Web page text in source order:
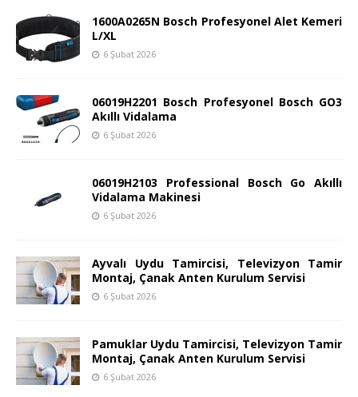
1600A0265N Bosch Profesyonel Alet Kemeri
L/XL
6 Şubat 2026
06019H2201 Bosch Profesyonel Bosch GO3
Akıllı Vidalama
6 Şubat 2026
06019H2103 Professional Bosch Go Akıllı
Vidalama Makinesi
6 Şubat 2026
Ayvalı Uydu Tamircisi, Televizyon Tamir
Montaj, Çanak Anten Kurulum Servisi
6 Şubat 2026
Pamuklar Uydu Tamircisi, Televizyon Tamir
Montaj, Çanak Anten Kurulum Servisi
6 Şubat 2026